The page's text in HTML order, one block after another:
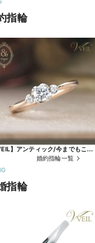
指輪
】アンティック/今までもこれ
も、絶対に必要な、愛しい人
婚約指輪一覧
指輪